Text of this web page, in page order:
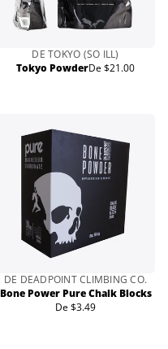
DE TOKYO (SO ILL)
Tokyo PowderPrix
De $21.00
DE DEADPOINT CLIMBING CO.
Bone Power Pure Chalk Blocks
Prix
De $3.49